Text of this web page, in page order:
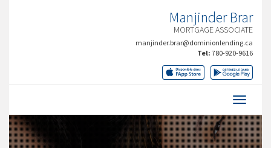
Manjinder Brar
MORTGAGE ASSOCIATE
manjinder.brar@dominionlending.ca
Tel: 780-920-9616